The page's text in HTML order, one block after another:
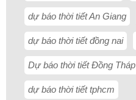
dự báo thời tiết An Giang
dự báo thời tiết đồng nai
Dự báo thời tiết Đồng Tháp
dự báo thời tiết tphcm